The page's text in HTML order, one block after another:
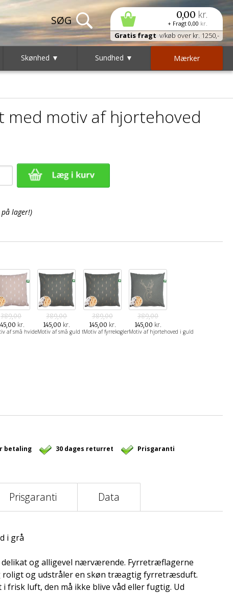
0,00 kr.
+ Fragt 0,00 kr.
Gratis fragt v/køb over kr. 1250,-
Skønhed ▼ Sundhed ▼ Mærker
med motiv af hjortehoved
lager!)
389,00
kr.
af små hvide træer
389,00
145,00 kr.
Motiv af små guld træer
389,00
145,00 kr.
Motiv af fyrrekogler i guld
389,00
145,00 kr.
Motiv af hjortehoved i guld
betaling 30 dages returret Prisgaranti
Prisgaranti Data
i grå
og alligevel nærværende. Fyrretræflagerne
roligt og udstråler en skøn træagtig fyrretræsduft.
luft, den må ikke blive våd eller fugtig. Ud